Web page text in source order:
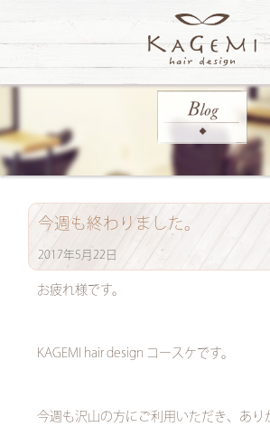
今週も終わりました。
2017年5月22日
お疲れ様です。
KAGEMI hair design コースケです。
今週も沢山の方にご利用いただき、あり